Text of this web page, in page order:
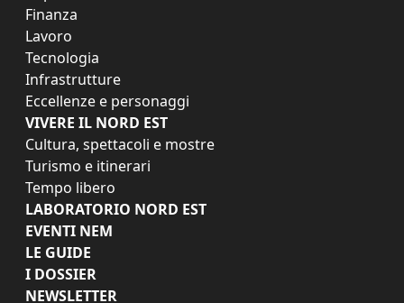
Finanza
Lavoro
Tecnologia
Infrastrutture
Eccellenze e personaggi
VIVERE IL NORD EST
Cultura, spettacoli e mostre
Turismo e itinerari
Tempo libero
LABORATORIO NORD EST
EVENTI NEM
LE GUIDE
I DOSSIER
NEWSLETTER